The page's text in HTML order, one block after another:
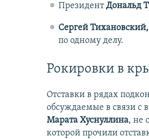
ПрезидентДональд
Сергей
по одному делу.
Рокировки в
Отставки в рядах
обсуждаемые в связи с
Марата Хуснуллина, не
которой прочили